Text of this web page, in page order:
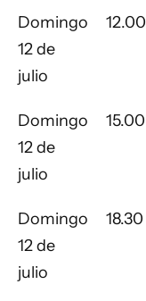
Domingo
12 de
julio
12.00
Domingo
12 de
julio
15.00
Domingo
12 de
julio
18.30